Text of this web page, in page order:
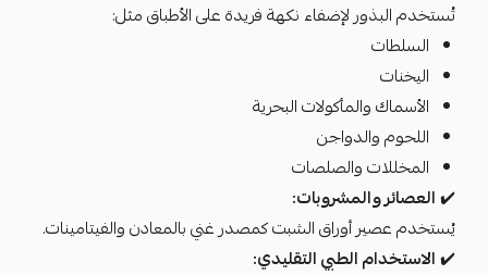
تُستخدم البذور لإضفاء نكهة فريدة على الأطباق مثل:
السلطات
اليخنات
الأسماك والمأكولات البحرية
اللحوم والدواجن
المخللات والصلصات
✔️العصائر والمشروبات:
يُستخدم عصير أوراق الشبت كمصدر غني بالمعادن والفيتامينات.
✔️الاستخدام الطبي التقليدي: